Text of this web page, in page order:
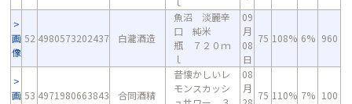
画
像
52 4980573202437 白瀧酒造
魚沼 淡麗辛
口 純米
瓶 ７２０ｍ
ｌ
09
月
08
日
75 108% 6% 960
画 53 4971980663843 合同酒精
昔懐かしいレ
モンスカッシ
08
月
75 110% 7% 100